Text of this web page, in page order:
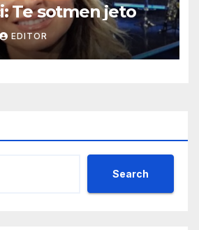
Te sotmen jeto
EDITOR
Search